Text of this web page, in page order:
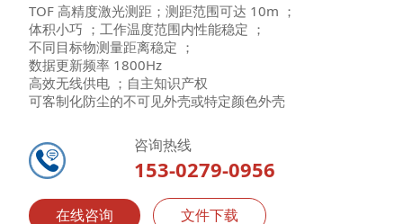
TOF 高精度激光测距；测距范围可达 10m ；
体积小巧 ；工作温度范围内性能稳定 ；
不同目标物测量距离稳定 ；
数据更新频率 1800Hz
高效无线供电 ；自主知识产权
可客制化防尘的不可见外壳或特定颜色外壳
咨询热线
153-0279-0956
在线咨询 文件下载